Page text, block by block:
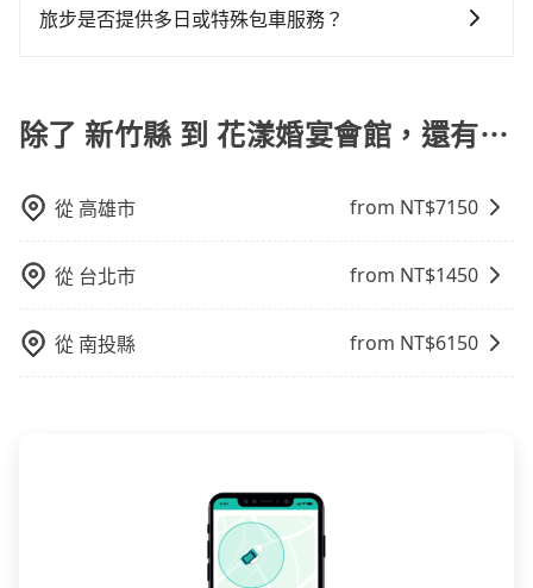
車位，對於急著用車或者要載其他乘客的人來說就有不
就顯得非常不便。
我們會透過Email的方式向您說明收費細節，讓您能更放
提供早鳥優惠，您越早預訂就能享有更優惠的價格。所
旅步是否提供多日或特殊包車服務？
除了 新竹縣 到 花漾婚宴會館，還有⋯
從 高雄市 from NT$7150
從 台北市 from NT$1450
從 南投縣 from NT$6150